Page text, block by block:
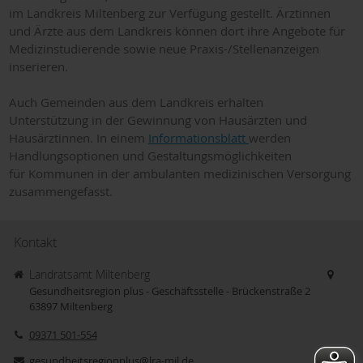
im Landkreis Miltenberg zur Verfügung gestellt. Ärztinnen
und Ärzte aus dem Landkreis können dort ihre Angebote für
Medizinstudierende sowie neue Praxis-/Stellenanzeigen
inserieren.
Auch Gemeinden aus dem Landkreis erhalten
Unterstützung in der Gewinnung von Hausärzten und
Hausärztinnen. In einem Informationsblatt werden
Handlungsoptionen und Gestaltungsmöglichkeiten
für Kommunen in der ambulanten medizinischen Versorgung
zusammengefasst.
Kontakt
Landratsamt Miltenberg
Gesundheitsregion plus - Geschäftsstelle - Brückenstraße 2
63897 Miltenberg
09371 501-554